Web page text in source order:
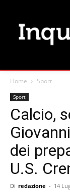
Home Sport
Sport
Calcio,
dei
U.S.
Di redazione - 14